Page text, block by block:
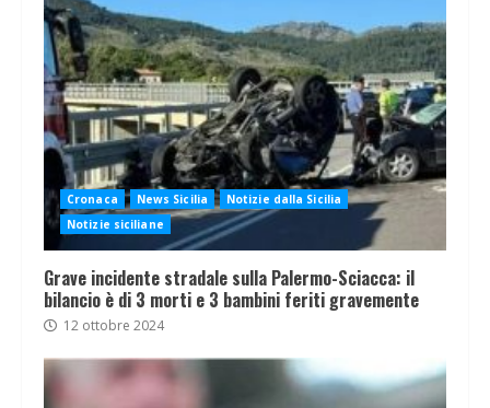
Cronaca News Sicilia
Notizie dalla Sicilia
Notizie siciliane
Grave incidente stradale sulla Palermo-Sciacca: il
bilancio è di 3 morti e 3 bambini feriti gravemente
12 ottobre 2024